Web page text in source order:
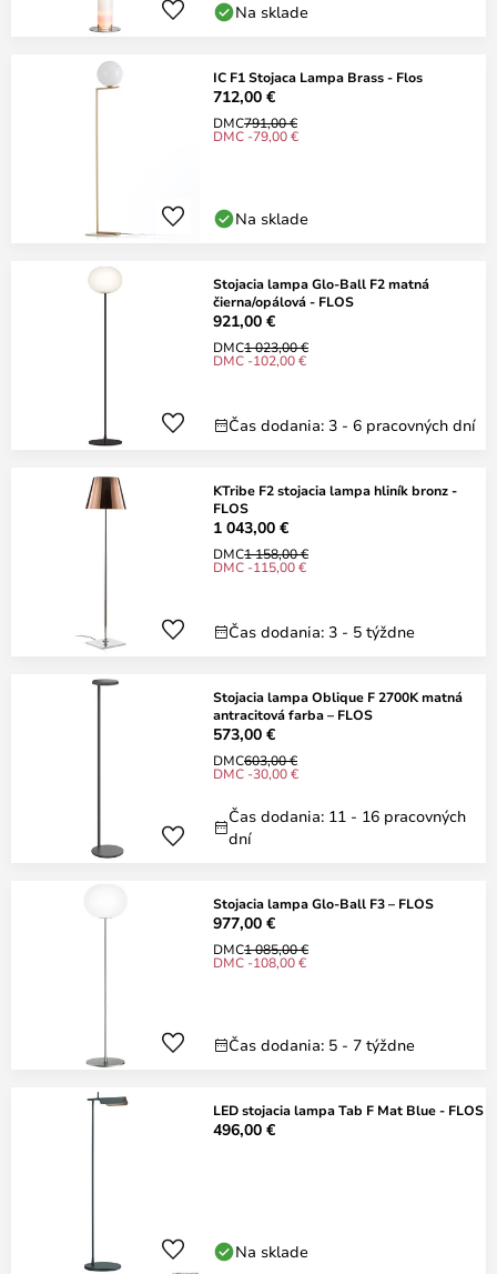
Na sklade
IC F1 Stojaca Lampa Brass - Flos
712,00 €
DMC791,00 €
DMC -79,00 €
Na sklade
Stojacia lampa Glo-Ball F2 matná
čierna/opálová - FLOS
921,00 €
DMC1 023,00 €
DMC -102,00 €
Čas dodania: 3 - 6 pracovných dní
KTribe F2 stojacia lampa hliník bronz -
FLOS
1 043,00 €
DMC1 158,00 €
DMC -115,00 €
Čas dodania: 3 - 5 týždne
Stojacia lampa Oblique F 2700K matná
antracitová farba – FLOS
573,00 €
DMC603,00 €
DMC -30,00 €
Čas dodania: 11 - 16 pracovných
dní
Stojacia lampa Glo-Ball F3 – FLOS
977,00 €
DMC1 085,00 €
DMC -108,00 €
Čas dodania: 5 - 7 týždne
LED stojacia lampa Tab F Mat Blue - FLOS
496,00 €
Na sklade